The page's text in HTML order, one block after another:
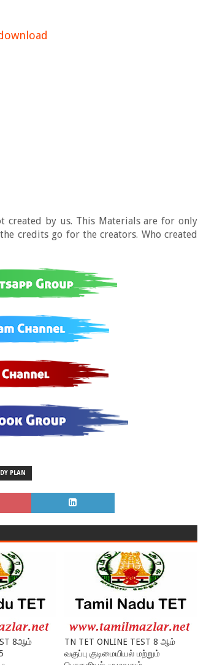
created by us. This Materials are for only
credits go for the creators. Who created
PLAN
8ஆம்
TN TET ONLINE TEST 8 ஆம்
வகுப்பு குடிமையியல் மற்றும்